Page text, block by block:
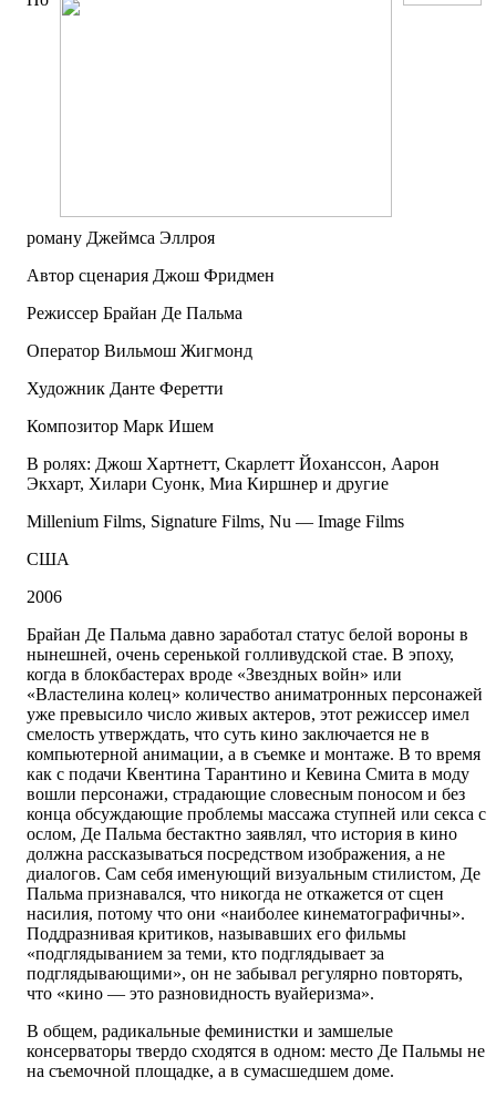
роману Джеймса Эллроя
Автор сценария Джош Фридмен
Режиссер Брайан Де Пальма
Оператор Вильмош Жигмонд
Художник Данте Феретти
Композитор Марк Ишем
В ролях: Джош Хартнетт, Скарлетт Йоханссон, Аарон
Экхарт, Хилари Суонк, Миа Киршнер и другие
Millenium Films, Signature Films, Nu — Image Films
США
2006
Брайан Де Пальма давно заработал статус белой вороны в
нынешней, очень серенькой голливудской стае. В эпоху,
когда в блокбастерах вроде «Звездных войн» или
«Властелина колец» количество аниматронных персонажей
уже превысило число живых актеров, этот режиссер имел
смелость утверждать, что суть кино заключается не в
компьютерной анимации, а в съемке и монтаже. В то время
как с подачи Квентина Тарантино и Кевина Смита в моду
вошли персонажи, страдающие словесным поносом и без
конца обсуждающие проблемы массажа ступней или секса с
ослом, Де Пальма бестактно заявлял, что история в кино
должна рассказываться посредством изображения, а не
диалогов. Сам себя именующий визуальным стилистом, Де
Пальма признавался, что никогда не откажется от сцен
насилия, потому что они «наиболее кинематографичны».
Поддразнивая критиков, называвших его фильмы
«подглядыванием за теми, кто подглядывает за
подглядывающими», он не забывал регулярно повторять,
что «кино — это разновидность вуайеризма».
В общем, радикальные феминистки и замшелые
консерваторы твердо сходятся в одном: место Де Пальмы не
на съемочной площадке, а в сумасшедшем доме.